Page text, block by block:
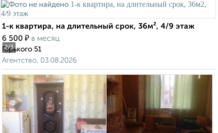
2/3
1-к квартира, на длительный срок, 36м², 4/9 этаж
6 500 ₽ в месяц
Горького 51
Агентство, 03.08.2026